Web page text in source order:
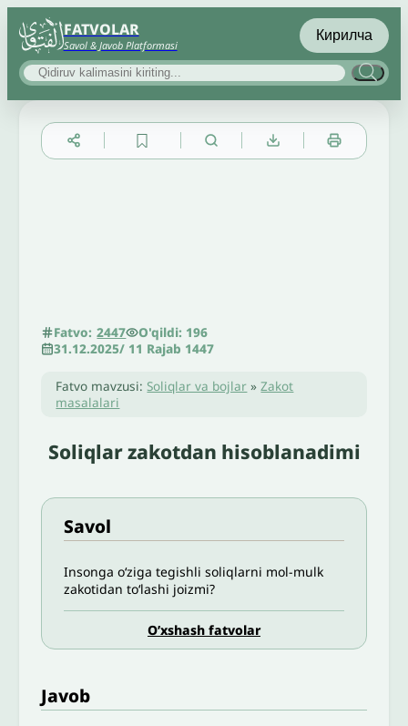
FATVOLAR
Savol & Javob Platformasi
Кирилча
Fatvo: 2447
O'qildi: 196
31.12.2025/ 11 Rajab 1447
Fatvo mavzusi:Soliqlar va bojlar »Zakot
masalalari
Soliqlar zakotdan hisoblanadimi
Savol
Insonga o‘ziga tegishli soliqlarni mol-mulk
zakotidan to‘lashi joizmi?
O’xshash fatvolar
Javob